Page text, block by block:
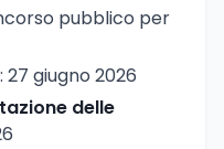
pubblico per
: 27 giugno 2026
delle